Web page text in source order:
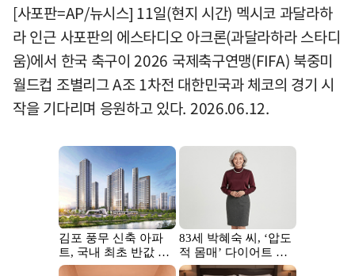
[사포판=AP/뉴시스] 11일(현지 시간) 멕시코 과달라하
라 인근 사포판의 에스타디오 아크론(과달라하라 스타디
움)에서 한국 축구이 2026 국제축구연맹(FIFA) 북중미
월드컵 조별리그 A조 1차전 대한민국과 체코의 경기 시
작을 기다리며 응원하고 있다. 2026.06.12.